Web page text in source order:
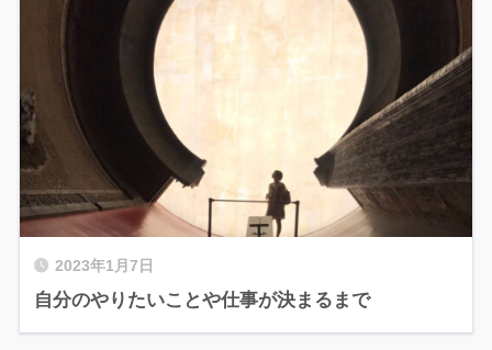
2023年1月7日
自分のやりたいことや仕事が決まるまで